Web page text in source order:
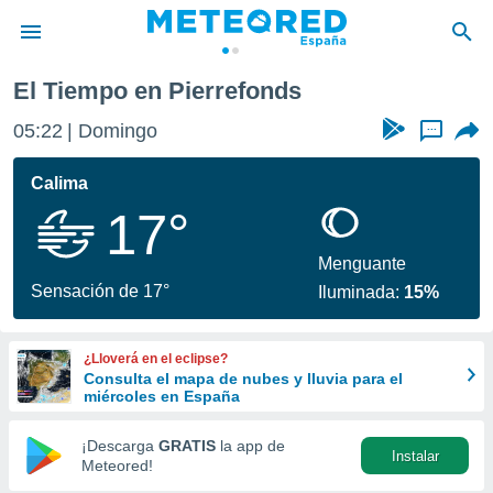
de
por
que se
calidad.
a este
las
y
forma
digital
basada
El Tiempo en Pierrefonds
05:22 Domingo ...
Calima
17°
Sensación de 17°
Menguante
Iluminada: 15%
¿Lloverá en el eclipse?
Consulta el mapa de nubes y lluvia para el
miércoles en España
¡Descarga GRATIS la app de
Meteored!
Instalar